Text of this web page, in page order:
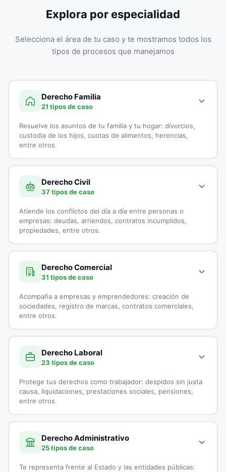
Explora por especialidad
Selecciona el área de tu caso y te mostramos todos los
tipos de procesos que manejamos
Derecho Familia
21 tipos de caso
Resuelve los asuntos de tu familia y tu hogar: divorcios,
custodia de los hijos, cuotas de alimentos, herencias,
entre otros.
especialistas en Derecho Familia:
Adopciones
Capitulaciones
Derecho Canónico
Disolución Unión Marital de Hecho
Exequatur
Impugnación de Paternidad
Medida de Protección
Derecho Civil
37 tipos de caso
Atiende los conflictos del día a día entre personas o
empresas: deudas, arriendos, contratos incumplidos,
propiedades, entre otros.
especialistas en Derecho Civil:
Accidentes de Tránsito
Casación
Cobro Ejecutivo
Cobro Jurídico
Contratos de Compraventa
Derecho Comercial
31 tipos de caso
Acompaña a empresas y emprendedores: creación de
sociedades, registro de marcas, contratos comerciales,
entre otros.
especialistas en Derecho Comercial:
Asesoría Jurídica a Startups
Asesorías en Juntas Directivas
Derecho Laboral
23 tipos de caso
Protege tus derechos como trabajador: despidos sin justa
causa, liquidaciones, prestaciones sociales, pensiones,
entre otros.
especialistas en Derecho Laboral:
Accidentes Laborales
Derecho Administrativo
25 tipos de caso
Te representa frente al Estado y las entidades públicas: